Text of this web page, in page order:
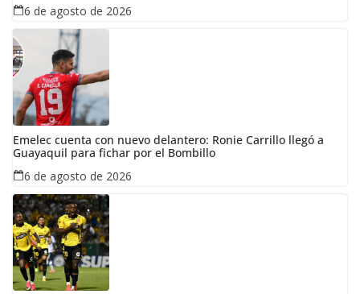
6 de agosto de 2026
Emelec cuenta con nuevo delantero: Ronie Carrillo llegó a
Guayaquil para fichar por el Bombillo
6 de agosto de 2026